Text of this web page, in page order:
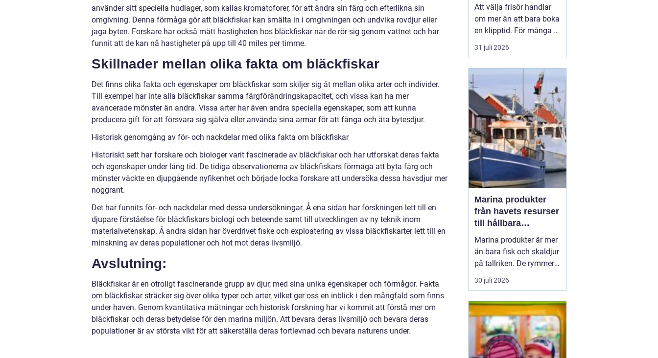
använder sitt speciella hudlager, som kallas kromatoforer, för att ändra sin färg och efterlikna sin
omgivning. Denna förmåga gör att bläckfiskar kan smälta in i omgivningen och undvika rovdjur eller
jaga byten. Forskare har också mätt hastigheten hos bläckfiskar när de rör sig genom vattnet och har
funnit att de kan nå hastigheter på upp till 40 miles per timme.
Skillnader mellan olika fakta om bläckfiskar
Det finns olika fakta och egenskaper om bläckfiskar som skiljer sig åt mellan olika arter och individer.
Till exempel har inte alla bläckfiskar samma färgförändringskapacitet, och vissa kan ha mer
avancerade mönster än andra. Vissa arter har även andra speciella egenskaper, som att kunna
producera gift för att försvara sig själva eller använda sina armar för att fånga och äta bytesdjur.
Historisk genomgång av för- och nackdelar med olika fakta om bläckfiskar
Historiskt sett har forskare och biologer varit fascinerade av bläckfiskar och har utforskat deras fakta
och egenskaper under lång tid. De tidiga observationerna av bläckfiskars förmåga att byta färg och
mönster väckte en djupgående nyfikenhet och började locka forskare att undersöka dessa havsdjur mer
noggrant.
Det har funnits för- och nackdelar med dessa undersökningar. Å ena sidan har forskningen lett till en
djupare förståelse för bläckfiskars biologi och beteende samt till utvecklingen av ny teknik inom
materialvetenskap. Å andra sidan har överdrivet fiske och exploatering av vissa bläckfiskarter lett till en
minskning av deras populationer och hot mot deras livsmiljö.
Avslutning:
Bläckfiskar är en otroligt fascinerande grupp av djur, med sina unika egenskaper och förmågor. Fakta
om bläckfiskar sträcker sig över olika typer och arter, vilket ger oss en inblick i den mångfald som finns
under haven. Genom kvantitativa mätningar och historisk forskning har vi kommit att förstå mer om
bläckfiskar och deras betydelse för den marina miljön. Att bevara deras livsmiljö och bevara deras
populationer är av största vikt för att säkerställa deras fortlevnad och bevara naturens under.
stil och vardag
Att välja frisör handlar
om mer än att bara boka
en klipptid. För många är
frisörbesöket en paus i
vardagen, en chans att
känna sig mer som sig
själv. I Älvsjö fi...
31 juli 2026
Marina produkter
från havets resurser
till hållbara
upplevelser
Marina produkter är mer
än bara fisk och skaldjur
på tallriken. De rymmer
allt från mat och hälsa
till friluftsliv, kultur och
områden spelar havet en
central roll för både
ekonomi och livskvalitet.
När fler söker sig mot
30 juli 2026